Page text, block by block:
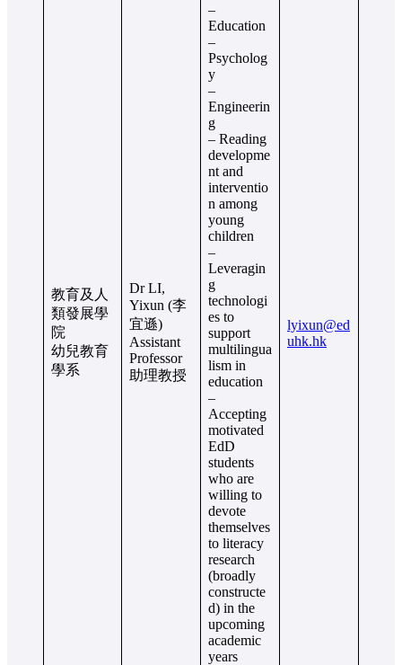
教育及人
類發展學
院
幼兒教育
學系
Dr LI,
Yixun (李
宜遜)
Assistant
Professor
助理教授
–
Education
–
Psycholog
y
–
Engineerin
g
– Reading
developme
nt and
interventio
n among
young
children
–
Leveragin
g
technologi
es to
support
multilingua
lism in
education
–
Accepting
motivated
EdD
students
who are
willing to
devote
themselves
to literacy
research
(broadly
constructe
d) in the
upcoming
academic
years
lyixun@ed
uhk.hk